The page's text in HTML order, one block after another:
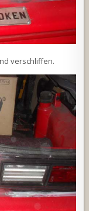
verschliffen.